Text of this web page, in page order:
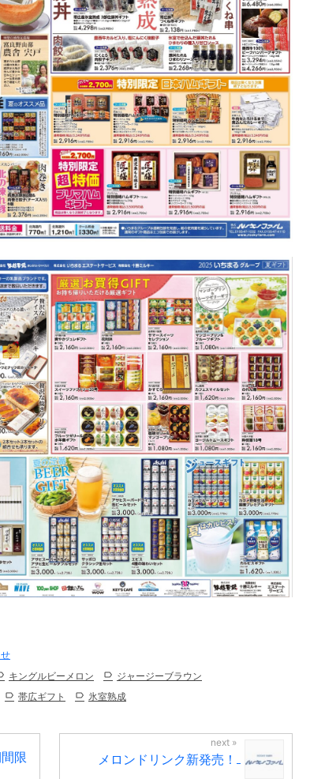
キングルビーメロン
ジャージーブラウン
帯広ギフト 氷室熟成
限
メロンドリンク新発売！